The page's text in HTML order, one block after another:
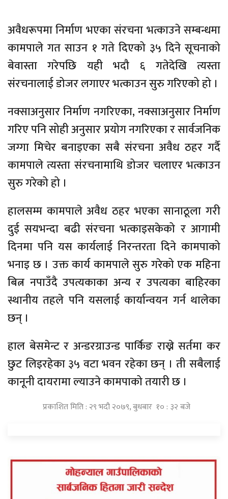
अवैधरूपमा निर्माण भएका संरचना भत्काउने सम्बन्धमा
कामपाले गत साउन १ गते दिएको ३५ दिने सूचनाको
बेवास्ता गरेपछि यही भदौ ६ गतेदेखि त्यस्ता
संरचनालाई डोजर लगाएर भत्काउन सुरु गरिएको हो ।
नक्साअनुसार निर्माण नगरिएका, नक्साअनुसार निर्माण
गरिए पनि सोही अनुसार प्रयोग नगरिएका र सार्वजनिक
जग्गा मिचेर बनाइएका सबै संरचना अवैध ठहर गर्दै
कामपाले त्यस्ता संरचनामाथि डोजर चलाएर भत्काउन
सुरु गरेको हो ।
हालसम्म कामपाले अवैध ठहर भएका सानाठूला गरी
दुई सयभन्दा बढी संरचना भत्काइसकेको र आगामी
दिनमा पनि यस कार्यलाई निरन्तरता दिने कामपाको
भनाइ छ । उक्त कार्य कामपाले सुरु गरेको एक महिना
बित्न नपाउँदै उपत्यकाका अन्य र उपत्यका बाहिरका
स्थानीय तहले पनि यसलाई कार्यान्वयन गर्न थालेका
छन् ।
हाल बेसमेन्ट र अन्डरग्राउन्ड पार्किङ राख्ने सर्तमा कर
छुट लिइरहेका ३५ वटा भवन रहेका छन् । ती सबैलाई
कानूनी दायरामा ल्याउने कामपाको तयारी छ ।
प्रकाशित मिति : २९ भदौ २०७९, बुधबार १० : ३२ बजे